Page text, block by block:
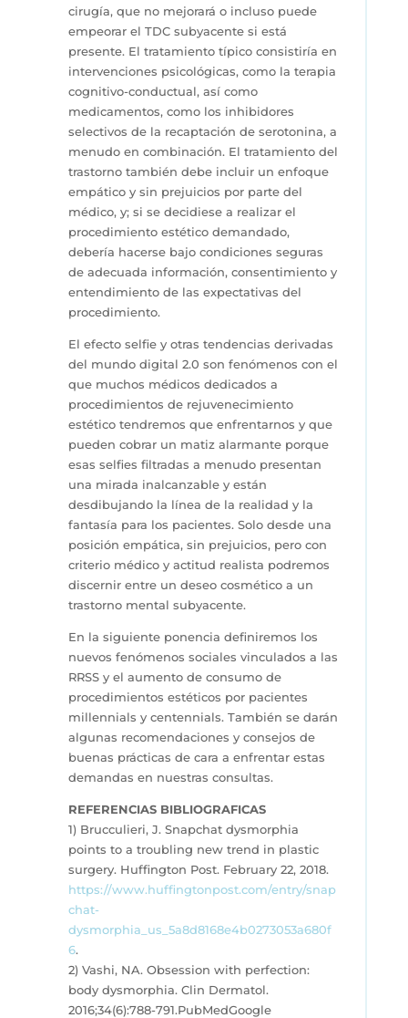
cirugía, que no mejorará o incluso puede
empeorar el TDC subyacente si está
presente. El tratamiento típico consistiría en
intervenciones psicológicas, como la terapia
cognitivo-conductual, así como
medicamentos, como los inhibidores
selectivos de la recaptación de serotonina, a
menudo en combinación. El tratamiento del
trastorno también debe incluir un enfoque
empático y sin prejuicios por parte del
médico, y; si se decidiese a realizar el
procedimiento estético demandado,
debería hacerse bajo condiciones seguras
de adecuada información, consentimiento y
entendimiento de las expectativas del
procedimiento.
El efecto selfie y otras tendencias derivadas
del mundo digital 2.0 son fenómenos con el
que muchos médicos dedicados a
procedimientos de rejuvenecimiento
estético tendremos que enfrentarnos y que
pueden cobrar un matiz alarmante porque
esas selfies filtradas a menudo presentan
una mirada inalcanzable y están
desdibujando la línea de la realidad y la
fantasía para los pacientes. Solo desde una
posición empática, sin prejuicios, pero con
criterio médico y actitud realista podremos
discernir entre un deseo cosmético a un
trastorno mental subyacente.
En la siguiente ponencia definiremos los
nuevos fenómenos sociales vinculados a las
RRSS y el aumento de consumo de
procedimientos estéticos por pacientes
millennials y centennials. También se darán
algunas recomendaciones y consejos de
buenas prácticas de cara a enfrentar estas
demandas en nuestras consultas.
REFERENCIAS BIBLIOGRAFICAS
1) Brucculieri, J. Snapchat dysmorphia
points to a troubling new trend in plastic
surgery. Huffington Post. February 22, 2018.
https://www.huffingtonpost.com/entry/snap
chat-
dysmorphia_us_5a8d8168e4b0273053a680f
6.
2) Vashi, NA. Obsession with perfection:
body dysmorphia. Clin Dermatol.
2016;34(6):788-791.PubMedGoogle